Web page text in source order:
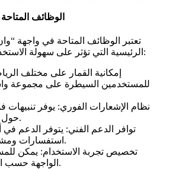
الوظائف
تعتبر الوظائف المتاحة في واجهة
الرئيسية التي تؤثر على سهولة الاستخدام. تشمل هذه الوظائف:
إمكانية القمار على مختلف
للمستخدمين السيطرة على مجموعة
نظام الإشعارات الفوري: يوفر تنبيهات
حول النتائج والتحديثات.
توافر الدعم الفني: يتوفر الدعم
استفسارات ومشاكل المستخدمين.
تخصيص تجربة الاستخدام: يمكن
الواجهة حسب احتياجاتهم الخاصة.